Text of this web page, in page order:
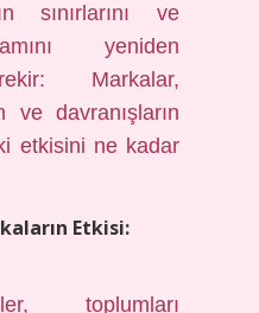
sınırlarını ve
yeniden
Markalar,
ve davranışların
etkisini ne kadar
Etkisi:
toplumları